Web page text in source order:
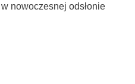
nowoczesnej odsłonie